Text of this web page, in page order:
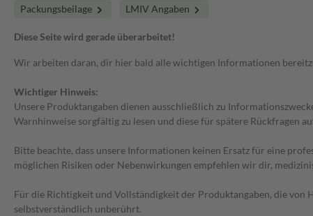
Packungsbeilage LMIV Angaben
Diese Seite wird gerade überarbeitet!
Wir arbeiten daran, dir hier bald alle wichtigen Informationen
Wichtiger Hinweis:
Unsere Produktangaben dienen ausschließlich zu
Warnhinweise sorgfältig zu lesen und diese für spätere Rückfragen
Bitte beachte, dass unsere Informationen keinen Ersatz für eine
möglichen Risiken oder Nebenwirkungen empfehlen wir dir,
Für die Richtigkeit und Vollständigkeit der Produktangaben, die
selbstverständlich unberührt.